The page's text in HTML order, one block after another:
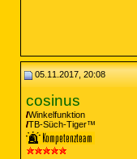
05.11.2017, 20:08
cosinus
Winkelfunktion
TB-Süch-Tiger™